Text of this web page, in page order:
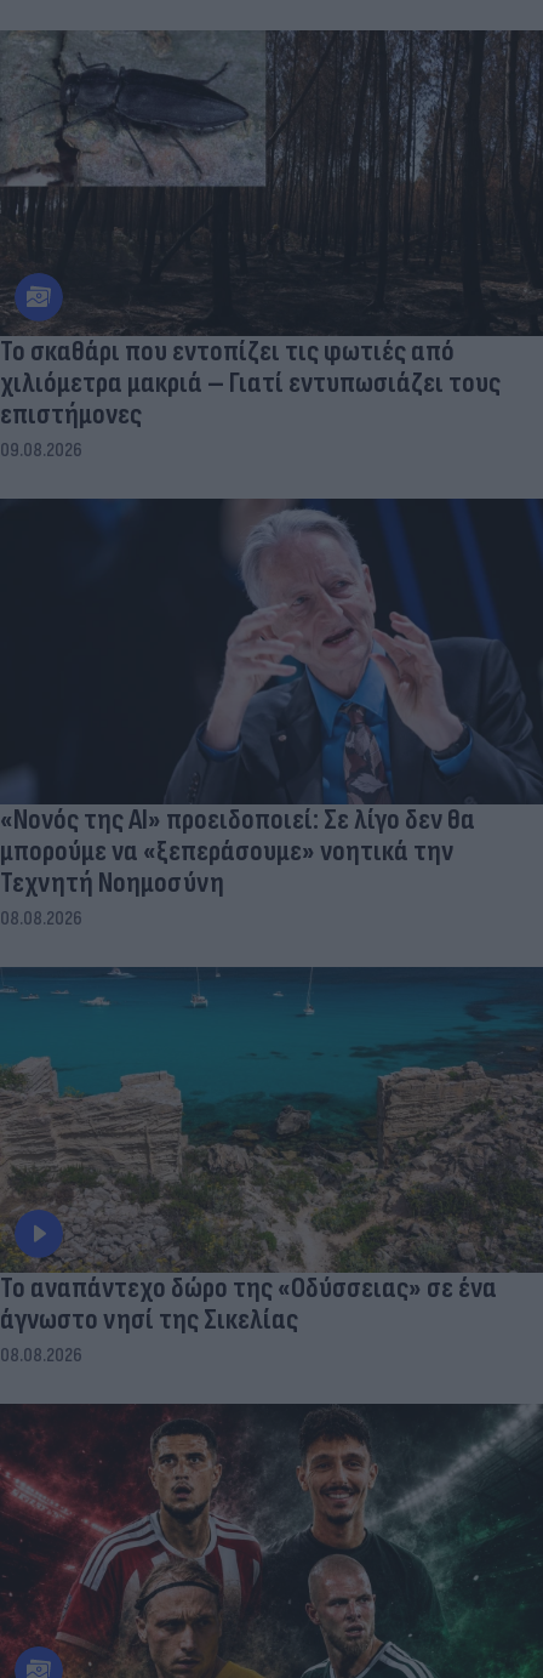
Το σκαθάρι που εντοπίζει τις φωτιές από
χιλιόμετρα μακριά – Γιατί εντυπωσιάζει τους
επιστήμονες
09.08.2026
«Νονός της AI» προειδοποιεί: Σε λίγο δεν θα
μπορούμε να «ξεπεράσουμε» νοητικά την
Τεχνητή Νοημοσύνη
08.08.2026
To αναπάντεχο δώρο της «Οδύσσειας» σε ένα
άγνωστο νησί της Σικελίας
08.08.2026